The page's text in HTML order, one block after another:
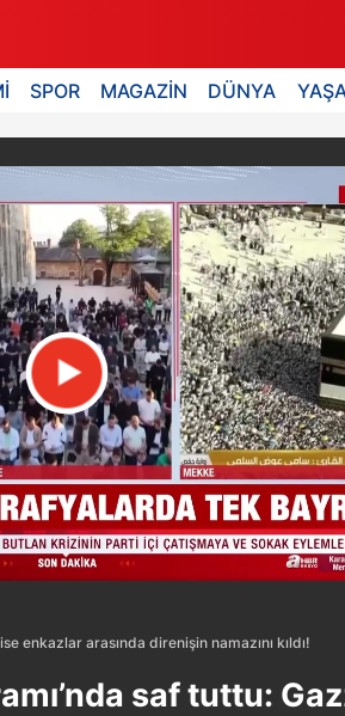
SPOR MAGAZİN DÜNYA
enkazlar arasında direnişin namazını kıldı!
saf tuttu: